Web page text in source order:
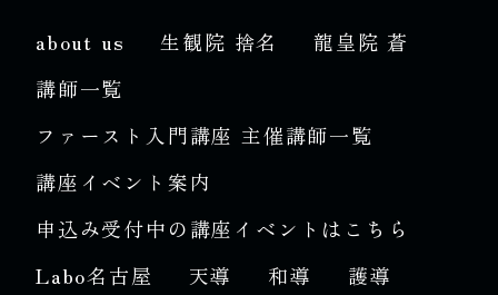
about us 生観院 捨名
龍皇院 蒼
講師一覧
ファースト入門講座 主催講師一覧
講座イベント案内
申込み受付中の講座イベントはこちら
Labo名古屋
天導 和導
護導